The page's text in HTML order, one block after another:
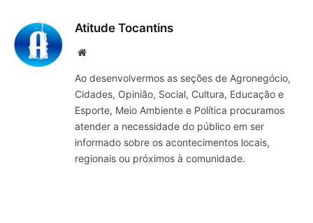
Atitude Tocantins
Site
Ao desenvolvermos as seções de Agronegócio,
Cidades, Opinião, Social, Cultura, Educação e
Esporte, Meio Ambiente e Política procuramos
atender a necessidade do público em ser
informado sobre os acontecimentos locais,
regionais ou próximos à comunidade.